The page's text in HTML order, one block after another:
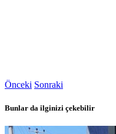
Önceki Sonraki
Bunlar da ilginizi çekebilir